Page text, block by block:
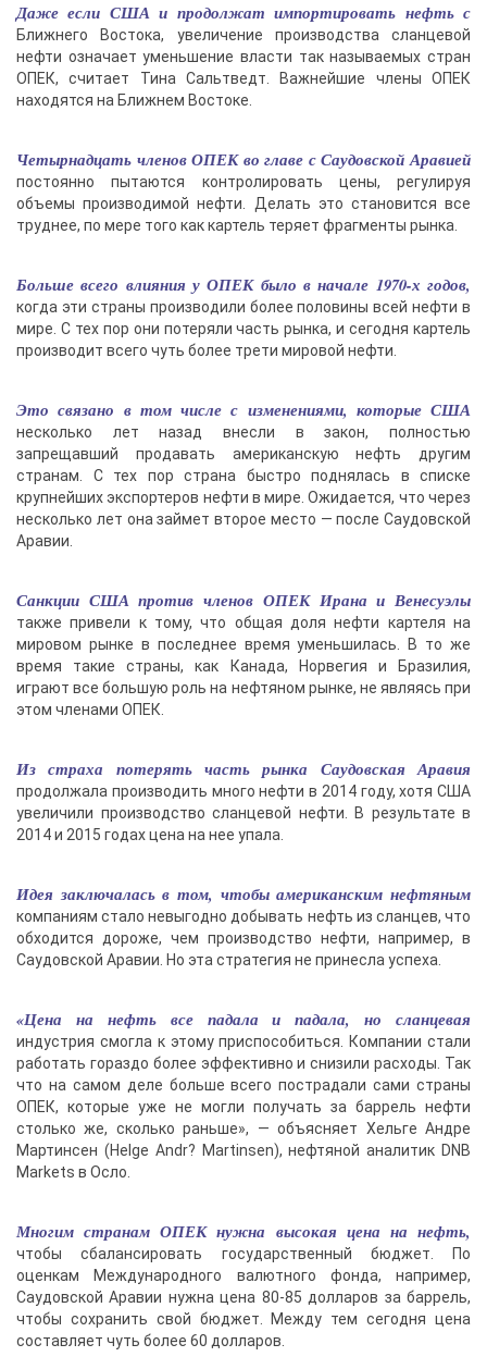
Даже если США и продолжат импортировать нефть с
Ближнего Востока, увеличение производства сланцевой
нефти означает уменьшение власти так называемых стран
ОПЕК, считает Тина Сальтведт. Важнейшие члены ОПЕК
находятся на Ближнем Востоке.
Четырнадцать членов ОПЕК во главе с Саудовской Аравией
постоянно пытаются контролировать цены, регулируя
объемы производимой нефти. Делать это становится все
труднее, по мере того как картель теряет фрагменты рынка.
Больше всего влияния у ОПЕК было в начале 1970-х годов,
когда эти страны производили более половины всей нефти в
мире. С тех пор они потеряли часть рынка, и сегодня картель
производит всего чуть более трети мировой нефти.
Это связано в том числе с изменениями, которые США
несколько лет назад внесли в закон, полностью
запрещавший продавать американскую нефть другим
странам. С тех пор страна быстро поднялась в списке
крупнейших экспортеров нефти в мире. Ожидается, что через
несколько лет она займет второе место — после Саудовской
Аравии.
Санкции США против членов ОПЕК Ирана и Венесуэлы
также привели к тому, что общая доля нефти картеля на
мировом рынке в последнее время уменьшилась. В то же
время такие страны, как Канада, Норвегия и Бразилия,
играют все большую роль на нефтяном рынке, не являясь при
этом членами ОПЕК.
Из страха потерять часть рынка Саудовская Аравия
продолжала производить много нефти в 2014 году, хотя США
увеличили производство сланцевой нефти. В результате в
2014 и 2015 годах цена на нее упала.
Идея заключалась в том, чтобы американским нефтяным
компаниям стало невыгодно добывать нефть из сланцев, что
обходится дороже, чем производство нефти, например, в
Саудовской Аравии. Но эта стратегия не принесла успеха.
«Цена на нефть все падала и падала, но сланцевая
индустрия смогла к этому приспособиться. Компании стали
работать гораздо более эффективно и снизили расходы. Так
что на самом деле больше всего пострадали сами страны
ОПЕК, которые уже не могли получать за баррель нефти
столько же, сколько раньше», — объясняет Хельге Андре
Мартинсен (Helge Andr? Martinsen), нефтяной аналитик DNB
Markets в Осло.
Многим странам ОПЕК нужна высокая цена на нефть,
чтобы сбалансировать государственный бюджет. По
оценкам Международного валютного фонда, например,
Саудовской Аравии нужна цена 80-85 долларов за баррель,
чтобы сохранить свой бюджет. Между тем сегодня цена
составляет чуть более 60 долларов.